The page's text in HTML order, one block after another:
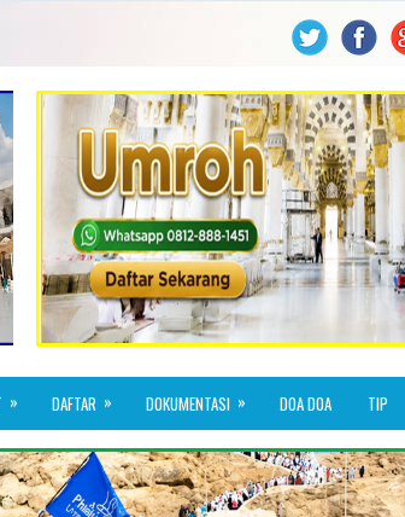
» DAFTAR » DOKUMENTASI » DOA DOA TIP